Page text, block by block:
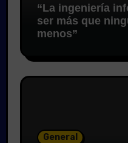
“La ingeniería
ser más que
menos”
General